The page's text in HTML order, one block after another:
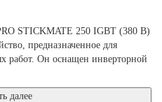
STICKMATE 250 IGBT (380 В)
предназначенное для
работ. Он оснащен инверторной
далее